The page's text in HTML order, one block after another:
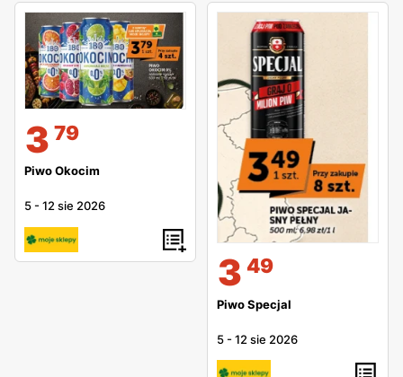
3 79
Piwo Okocim
5 -12 sie 2026
3 49
Piwo Specjal
5 -12 sie 2026